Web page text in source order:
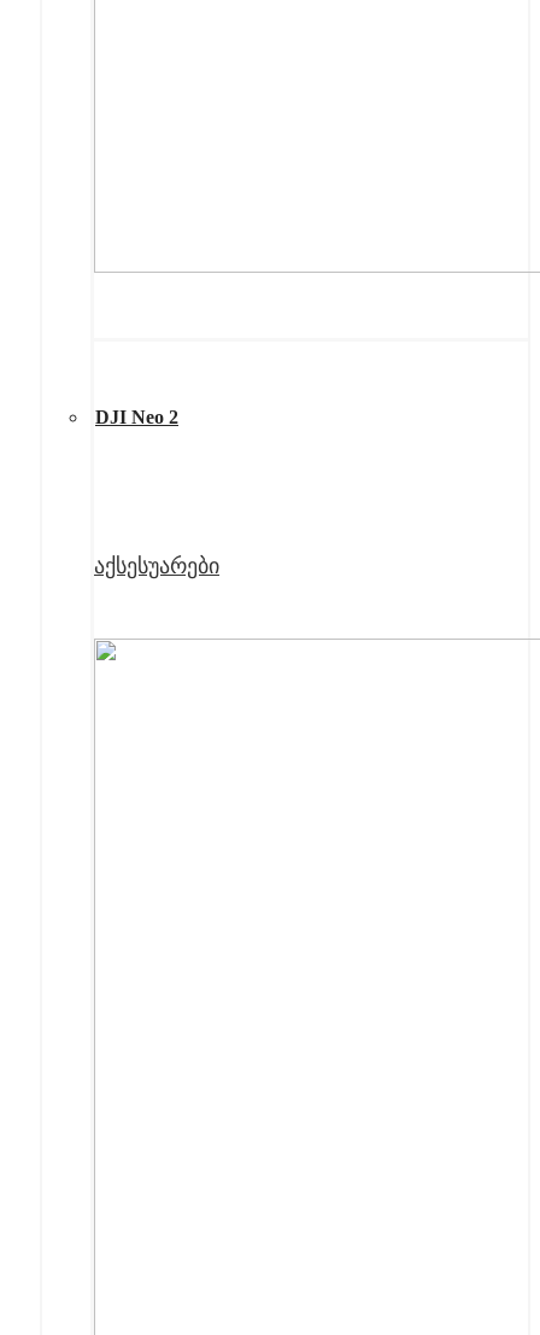
DJI Neo 2
აქსესუარები